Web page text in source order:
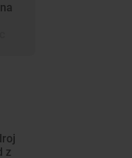
z